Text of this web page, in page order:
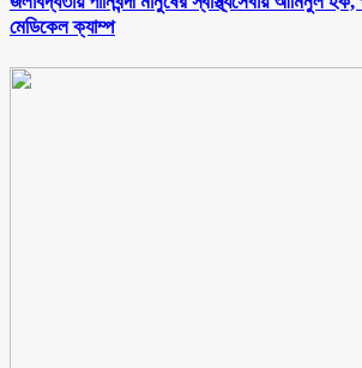
মেডিকেল ক্যাম্প